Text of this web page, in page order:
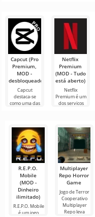
Capcut (Pro
Premium,
MOD -
desbloqueado)
Capcut
destaca-se
como uma das
para edição de
vídeo,
garantindo um
Netflix
Premium
(MOD - Tudo
está aberto)
Netflix
Premium é um
dos serviços
programas de
TV em
R.E.P.O.
Mobile
(MOD -
Dinheiro
ilimitado)
R.E.P.O. Mobile
é um jogo
Multiplayer
Repo Horror
Game
Jogo de Terror
Cooperativo
Multiplayer
Repo leva